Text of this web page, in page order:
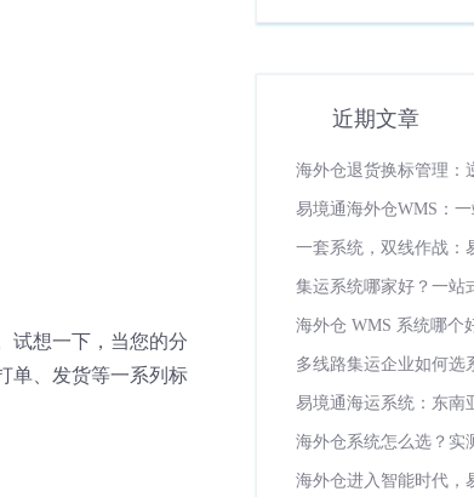
试想一下，当您的分
单、发货等一系列标
近期文章
海外仓退货换标管理：
易境通海外仓WMS：
一套系统，双线作战：
集运系统哪家好？一站
海外仓 WMS 系统哪个
多线路集运企业如何选
统
易境通海运系统：东南
海外仓系统怎么选？实
超一半海外仓都在用！
海外仓进入智能时代，